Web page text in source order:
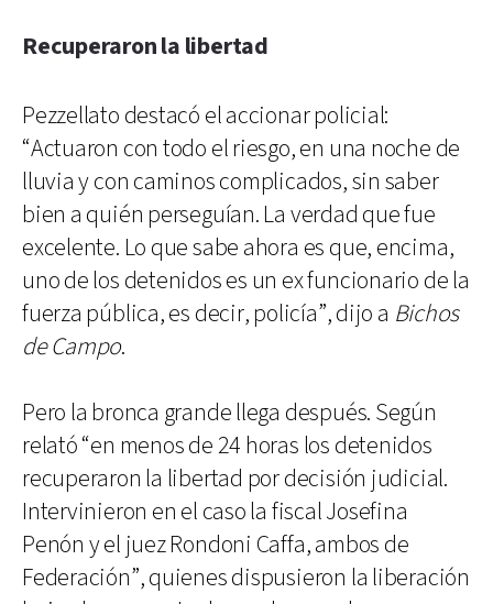
Recuperaron la libertad
Pezzellato destacó el accionar policial:
“Actuaron con todo el riesgo, en una noche de
lluvia y con caminos complicados, sin saber
bien a quién perseguían. La verdad que fue
excelente. Lo que sabe ahora es que, encima,
uno de los detenidos es un ex funcionario de la
fuerza pública, es decir, policía”, dijo a Bichos
de Campo.
Pero la bronca grande llega después. Según
relató “en menos de 24 horas los detenidos
recuperaron la libertad por decisión judicial.
Intervinieron en el caso la fiscal Josefina
Penón y el juez Rondoni Caffa, ambos de
Federación”, quienes dispusieron la liberación